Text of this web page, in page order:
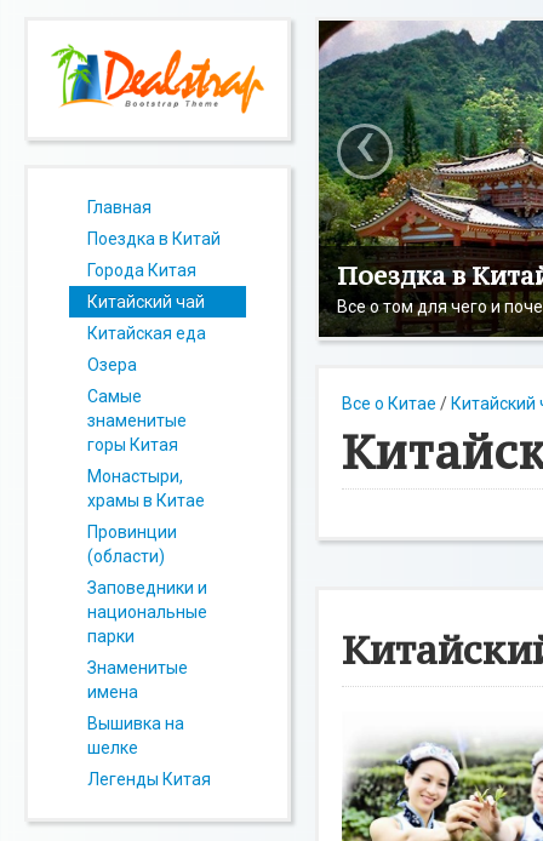
Главная
Поездка в Китай
Города Китая
Китайский чай
Китайская еда
Озера
Самые
знаменитые
горы Китая
Монастыри,
храмы в Китае
Провинции
(области)
Заповедники и
национальные
парки
Знаменитые
имена
Вышивка на
шелке
Легенды Китая
Поездка в
Все о том для чего и
‹
Все о Китае / Китайский